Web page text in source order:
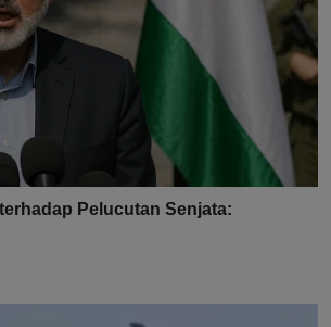
Pelucutan Senjata: